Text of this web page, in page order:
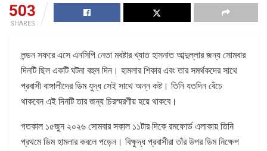
503
SHARES
লন্ডন সফরে এসে এনসিপি নেতা মবষ্টার খ্যাত হাসনাত আব্দুল্লার জন্য সোমবার
দিনটি ছিল একটি ঘটনা বহুল দিন। হামলার শিকার এবং তার সমর্থকদের সাথে
প্রবাসী বাঙ্গালীদের ডিম যুদ্ধ সেই সাথে অন্ন কষ্ট। তিনি যতদিন বেঁচে
থাকবেন এই দিনটি তার জন্য চিরস্মরণীয় হয়ে থাকবে।
গতকাল ১৫জুন ২০২৬ সোমবার সকাল ১১টার দিকে রমফোর্ড এলাকায় তিনি
প্রথমে ডিম হামলার কবলে পড়েন। বিক্ষুদ্ধ প্রবাসীরা তাঁর উপর ডিম নিক্ষেপ